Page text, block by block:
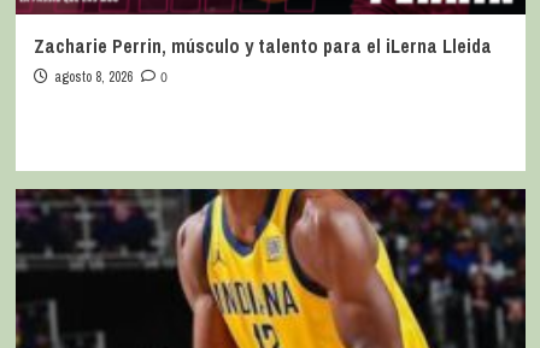
Zacharie Perrin, músculo y talento para el iLerna Lleida
agosto 8, 2026 0